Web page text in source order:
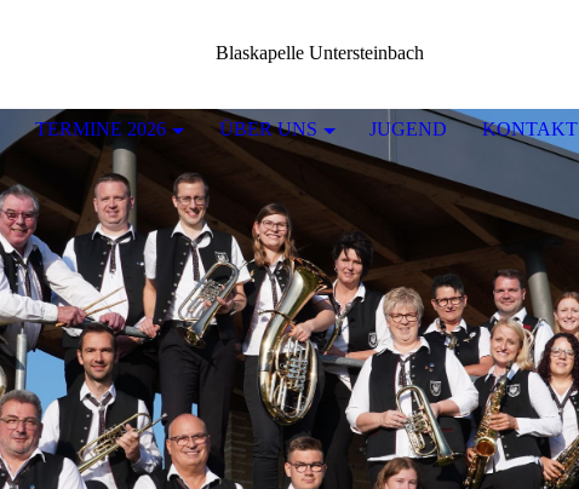
Blaskapelle Untersteinbach
TERMINE 2026 ÜBER UNS JUGEND KONTAKT